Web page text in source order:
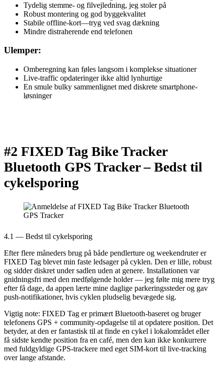
Tydelig stemme- og filvejledning, jeg stoler på
Robust montering og god byggekvalitet
Stabile offline-kort—tryg ved svag dækning
Mindre distraherende end telefonen
Ulemper:
Omberegning kan føles langsom i komplekse situationer
Live-traffic opdateringer ikke altid lynhurtige
En smule bulky sammenlignet med diskrete smartphone-
løsninger
#2 FIXED Tag Bike Tracker
Bluetooth GPS Tracker –Bedst til
cykelsporing
4.1 — Bedst til cykelsporing
Efter flere måneders brug på både pendlerture og weekendruter er
FIXED Tag blevet min faste ledsager på cyklen. Den er lille, robust
og sidder diskret under sadlen uden at genere. Installationen var
gnidningsfri med den medfølgende holder — jeg følte mig mere tryg
efter få dage, da appen lærte mine daglige parkeringssteder og gav
push-notifikationer, hvis cyklen pludselig bevægede sig.
Vigtig note: FIXED Tag er primært Bluetooth-baseret og bruger
telefonens GPS + community-opdagelse til at opdatere position. Det
betyder, at den er fantastisk til at finde en cykel i lokalområdet eller
få sidste kendte position fra en café, men den kan ikke konkurrere
med fuldgyldige GPS-trackere med eget SIM-kort til live-tracking
over lange afstande.